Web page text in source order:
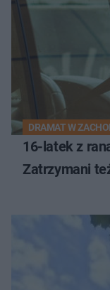
DRAMAT W
16-latek z
Zatrzymani